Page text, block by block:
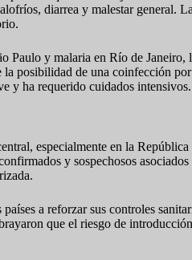
diarrea y malestar general.
Paulo y malaria en Río de Janeiro,
la posibilidad de una coinfección
y ha requerido cuidados intensivos.
especialmente en la
y sospechosos
a reforzar sus controles
que el riesgo de